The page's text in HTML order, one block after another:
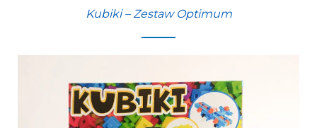
Kubiki – Zestaw Optimum